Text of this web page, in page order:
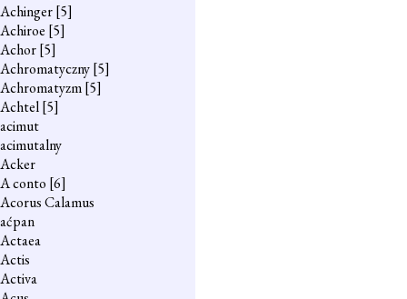
Achinger[5]
Achiroe [5]
Achor[5]
Achromatyczny[5]
Achromatyzm[5]
Achtel[5]
acimut
acimutalny
Acker
A conto [6]
Acorus Calamus
aćpan
Actaea
Actis
Activa